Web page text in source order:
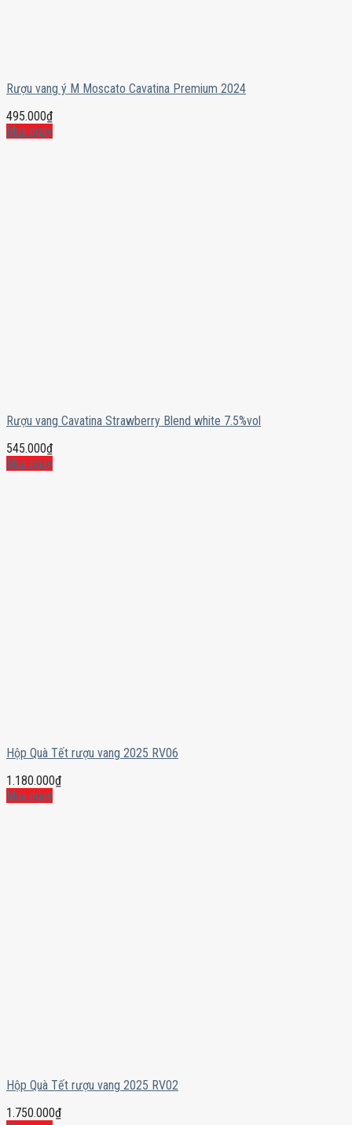
Rượu vang ý M Moscato Cavatina Premium 2024
495.000₫
Mua ngay
Rượu vang Cavatina Strawberry Blend white 7.5%vol
545.000₫
Mua ngay
Hộp Quà Tết rượu vang 2025 RV06
1.180.000₫
Mua ngay
Hộp Quà Tết rượu vang 2025 RV02
1.750.000₫